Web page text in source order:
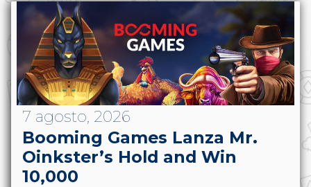
7 agosto, 2026
Booming Games Lanza Mr.
Oinkster’s Hold and Win
10,000